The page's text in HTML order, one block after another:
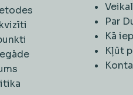
Par
Kā
Kļūt